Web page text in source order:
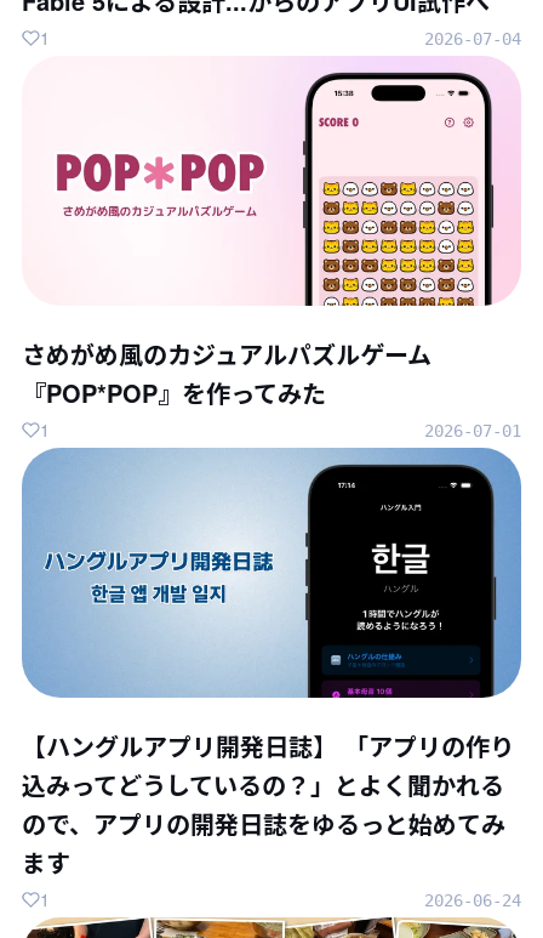
2026-07-04
1
さめがめ風のカジュアルパズルゲーム
『POP*POP』を作ってみた
2026-07-01
1
【ハングルアプリ開発日誌】 「アプリの作り
込みってどうしているの？」とよく聞かれる
ので、アプリの開発日誌をゆるっと始めてみ
ます
2026-06-24
1